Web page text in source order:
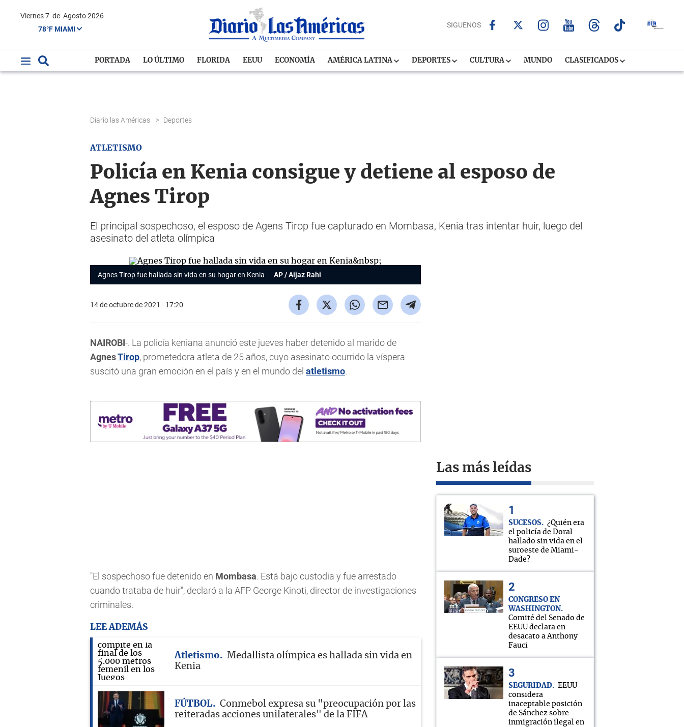
Viernes 7 de Agosto 2026
78°F MIAMI
SIGUENOS
PORTADA LO ÚLTIMO FLORIDA EEUU ECONOMÍA AMÉRICA LATINA DEPORTES CULTURA MUNDO CLASIFICADOS
Diario las Américas > Deportes
ATLETISMO
Policía en Kenia consigue y detiene al esposo de
Agnes Tirop
El principal sospechoso, el esposo de Agens Tirop fue capturado en Mombasa, Kenia tras intentar huir, luego del
asesinato del atleta olímpica
Agnes Tirop fue hallada sin vida en su hogar en Kenia AP / Aijaz Rahi
14 de octubre de 2021 - 17:20
NAIROBI-. La policía keniana anunció este jueves haber detenido al marido de
AgnesTirop, prometedora atleta de 25 años, cuyo asesinato ocurrido la víspera
suscitó una gran emoción en el país y en el mundo del atletismo.
"El sospechoso fue detenido en Mombasa. Está bajo custodia y fue arrestado
cuando trataba de huir", declaró a la AFP George Kinoti, director de investigaciones
criminales.
LEE ADEMÁS
Atletismo
Medallista olímpica es hallada sin vida en
Kenia
FÚTBOL
Conmebol expresa su "preocupación por las
reiteradas acciones unilaterales" de la FIFA
Las más leídas
SUCESOS
¿Quién era
el policía de Doral
hallado sin vida en el
suroeste de Miami-
Dade?
CONGRESO EN
WASHINGTON
Comité del Senado de
EEUU declara en
desacato a Anthony
Fauci
SEGURIDAD
EEUU
considera
inaceptable posición
de Sánchez sobre
inmigración ilegal en